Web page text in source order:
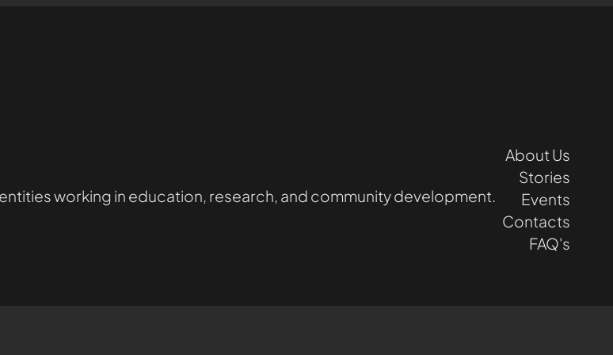
working in education, research, and community development.
About Us
Stories
Events
Contacts
FAQ's